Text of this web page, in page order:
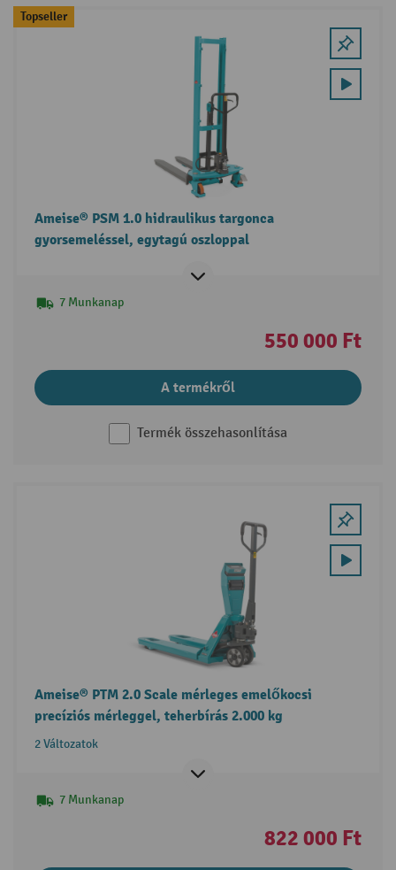
Topseller
Ameise® PSM 1.0 hidraulikus targonca
gyorsemeléssel, egytagú oszloppal
7 Munkanap
550 000 Ft
A termékről
Termék összehasonlítása
Ameise® PTM 2.0 Scale mérleges emelőkocsi
precíziós mérleggel, teherbírás 2.000 kg
2 Változatok
7 Munkanap
822 000 Ft